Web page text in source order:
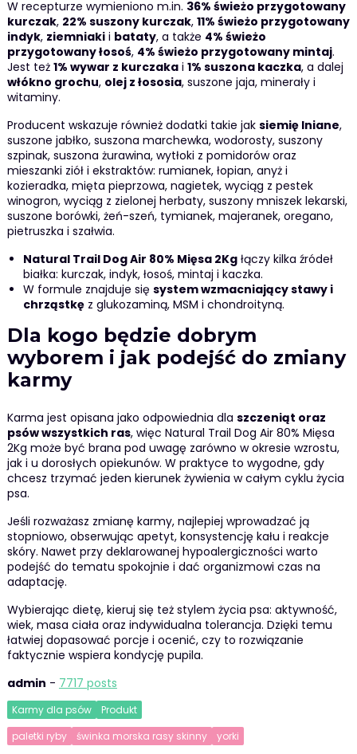
W recepturze wymieniono m.in. 36% świeżo przygotowany
kurczak, 22% suszony kurczak, 11% świeżo przygotowany
indyk, ziemniakii bataty, a także 4% świeżo
przygotowany łosoś, 4% świeżo przygotowany mintaj.
Jest też 1% wywar z kurczakai 1% suszona kaczka, a dalej
włókno grochu, olej z łososia, suszone jaja, minerały i
witaminy.
Producent wskazuje również dodatki takie jak siemię lniane,
suszone jabłko, suszona marchewka, wodorosty, suszony
szpinak, suszona żurawina, wytłoki z pomidorów oraz
mieszanki ziół i ekstraktów: rumianek, łopian, anyż i
kozieradka, mięta pieprzowa, nagietek, wyciąg z pestek
winogron, wyciąg z zielonej herbaty, suszony mniszek lekarski,
suszone borówki, żeń-szeń, tymianek, majeranek, oregano,
pietruszka i szałwia.
Natural Trail Dog Air 80% Mięsa 2Kgłączy kilka źródeł
białka: kurczak, indyk, łosoś, mintaj i kaczka.
W formule znajduje się system wzmacniający stawy i
chrząstkęz glukozaminą, MSM i chondroityną.
Dla kogo będzie dobrym
wyborem i jak podejść do zmiany
karmy
Karma jest opisana jako odpowiednia dla szczeniąt oraz
psów wszystkich ras, więc Natural Trail Dog Air 80% Mięsa
2Kg może być brana pod uwagę zarówno w okresie wzrostu,
jak i u dorosłych opiekunów. W praktyce to wygodne, gdy
chcesz trzymać jeden kierunek żywienia w całym cyklu życia
psa.
Jeśli rozważasz zmianę karmy, najlepiej wprowadzać ją
stopniowo, obserwując apetyt, konsystencję kału i reakcje
skóry. Nawet przy deklarowanej hypoalergiczności warto
podejść do tematu spokojnie i dać organizmowi czas na
adaptację.
Wybierając dietę, kieruj się też stylem życia psa: aktywność,
wiek, masa ciała oraz indywidualna tolerancja. Dzięki temu
łatwiej dopasować porcje i ocenić, czy to rozwiązanie
faktycznie wspiera kondycję pupila.
admin - 7717 posts
Karmy dla psów
Produkt
paletki ryby
świnka morska rasy skinny yorki